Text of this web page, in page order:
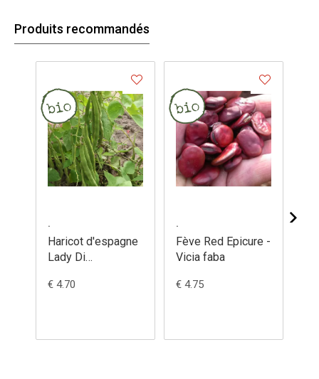
Produits recommandés
.
Haricot d'espagne
Lady Di
Phaseolus
€ 4.70
.
Fève Red Epicure -
Vicia faba
€ 4.75